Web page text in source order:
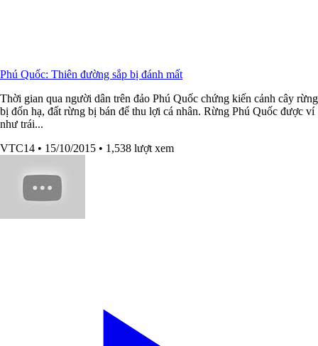
Phú Quốc: Thiên đường sắp bị đánh mất
Thời gian qua người dân trên đảo Phú Quốc chứng kiến cảnh cây rừng
bị đốn hạ, đất rừng bị bán để thu lợi cá nhân. Rừng Phú Quốc được ví
như trái...
VTC14 • 15/10/2015 • 1,538 lượt xem